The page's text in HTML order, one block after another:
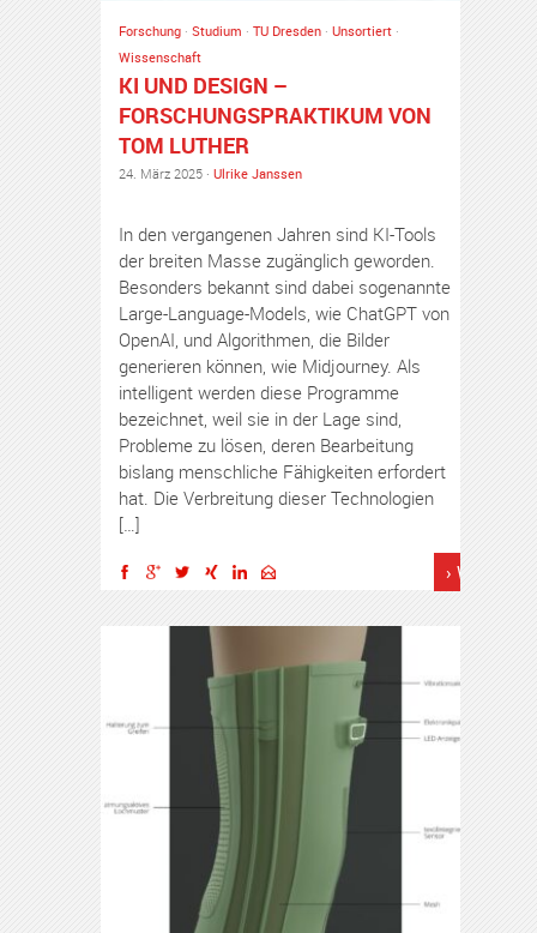
Forschung · Studium · TU Dresden · Unsortiert ·
Wissenschaft
KI UND DESIGN –
FORSCHUNGSPRAKTIKUM VON
TOM LUTHER
24. März 2025 · Ulrike Janssen
In den vergangenen Jahren sind KI-Tools
der breiten Masse zugänglich geworden.
Besonders bekannt sind dabei sogenannte
Large-Language-Models, wie ChatGPT von
OpenAI, und Algorithmen, die Bilder
generieren können, wie Midjourney. Als
intelligent werden diese Programme
bezeichnet, weil sie in der Lage sind,
Probleme zu lösen, deren Bearbeitung
bislang menschliche Fähigkeiten erfordert
hat. Die Verbreitung dieser Technologien
[…]
›